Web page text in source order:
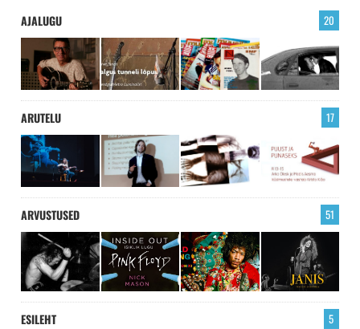
AJALUGU 20
ARUTELU 17
ARVUSTUSED 51
ESILEHT 5